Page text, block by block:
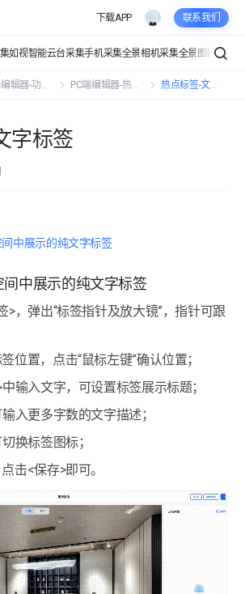
下载APP 联系我们
如视智能云台采集手机采集全景相机采集全景图转VR
辑器-功能操作 PC端编辑器-热点标签 热点标签-文字标签
览
息
示
式
件
签
签
签
签
签
签
签
位
幕
字标签
中展示的纯文字标签
间中展示的纯文字标签
>，弹出“标签指针及放大镜”，指针可跟
位置，点击“鼠标左键”确认位置；
输入文字，可设置标签展示标题；
入更多字数的文字描述；
换标签图标；
击<保存>即可。